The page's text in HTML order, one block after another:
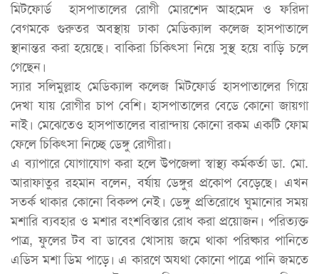
মিটফোর্ড হাসপাতালের রোগী মোরশেদ আহমেদ ও ফরিদা
বেগমকে গুরুতর অবস্থায় ঢাকা মেডিক্যাল কলেজ হাসপাতালে
স্থানান্তর করা হয়েছে। বাকিরা চিকিৎসা নিয়ে সুস্থ হয়ে বাড়ি চলে
গেছেন।
স্যার সলিমুল্লাহ মেডিক্যাল কলেজ মিটফোর্ড হাসপাতালের গিয়ে
দেখা যায় রোগীর চাপ বেশি। হাসপাতালের বেডে কোনো জায়গা
নাই। মেঝেতেও হাসপাতালের বারান্দায় কোনো রকম একটি ফোম
ফেলে চিকিৎসা নিচ্ছে ডেঙ্গু রোগীরা।
এ ব্যাপারে যোগাযোগ করা হলে উপজেলা স্বাস্থ্য কর্মকর্তা ডা. মো.
আরাফাতুর রহমান বলেন, বর্ষায় ডেঙ্গুর প্রকোপ বেড়েছে। এখন
সতর্ক থাকার কোনো বিকল্প নেই। ডেঙ্গু প্রতিরোধে ঘুমানোর সময়
মশারি ব্যবহার ও মশার বংশবিস্তার রোধ করা প্রয়োজন। পরিত্যক্ত
পাত্র, ফুলের টব বা ডাবের খোসায় জমে থাকা পরিষ্কার পানিতে
এডিস মশা ডিম পাড়ে। এ কারণে অযথা কোনো পাত্রে পানি জমতে